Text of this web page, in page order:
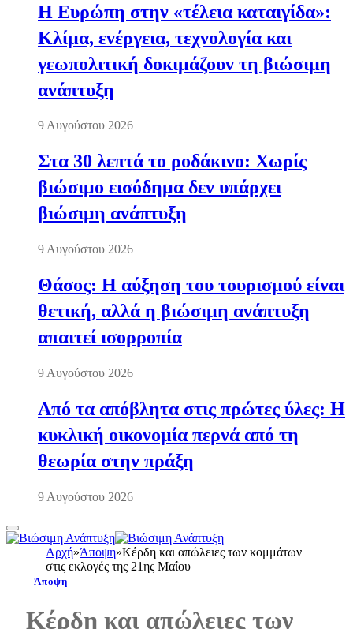
Η Ευρώπη στην «τέλεια καταιγίδα»:
Κλίμα, ενέργεια, τεχνολογία και
γεωπολιτική δοκιμάζουν τη βιώσιμη
ανάπτυξη
9 Αυγούστου 2026
Στα 30 λεπτά το ροδάκινο: Χωρίς
βιώσιμο εισόδημα δεν υπάρχει
βιώσιμη ανάπτυξη
9 Αυγούστου 2026
Θάσος: Η αύξηση του τουρισμού είναι
θετική, αλλά η βιώσιμη ανάπτυξη
απαιτεί ισορροπία
9 Αυγούστου 2026
Από τα απόβλητα στις πρώτες ύλες: Η
κυκλική οικονομία περνά από τη
θεωρία στην πράξη
9 Αυγούστου 2026
Αρχή»Άποψη»Κέρδη και απώλειες των κομμάτων
στις εκλογές της 21ης Μαΐου
Άποψη
Κέρδη και απώλειες των